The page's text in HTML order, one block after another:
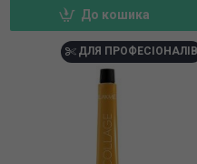
До кошика
ДЛЯ ПРОФЕСІОНАЛІВ